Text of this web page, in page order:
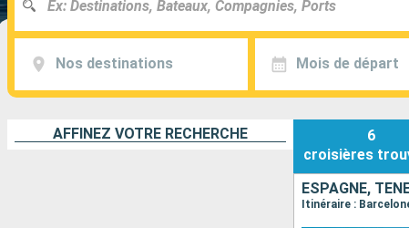
Nos destinations Mois de départ
AFFINEZ VOTRE RECHERCHE
6
croisières
ESPAGNE,
Itinéraire :